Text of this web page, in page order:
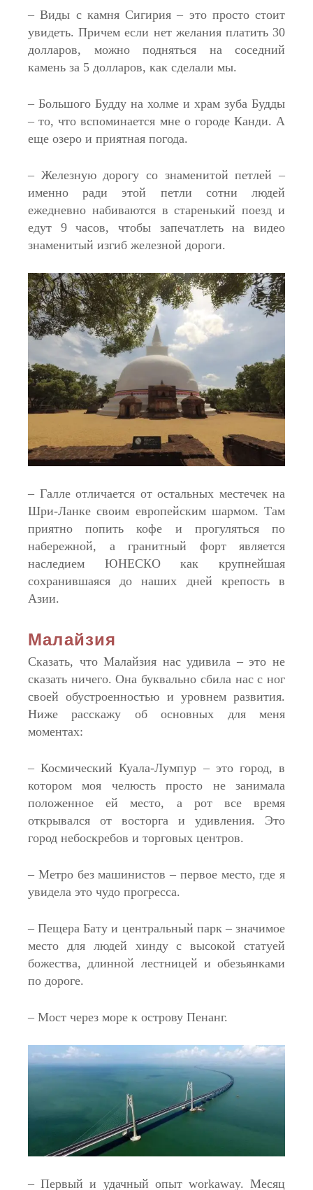
– Виды с камня Сигирия – это просто стоит
увидеть. Причем если нет желания платить 30
долларов, можно подняться на соседний
камень за 5 долларов, как сделали мы.
– Большого Будду на холме и храм зуба Будды
– то, что вспоминается мне о городе Канди. А
еще озеро и приятная погода.
– Железную дорогу со знаменитой петлей –
именно ради этой петли сотни людей
ежедневно набиваются в старенький поезд и
едут 9 часов, чтобы запечатлеть на видео
знаменитый изгиб железной дороги.
– Галле отличается от остальных местечек на
Шри-Ланке своим европейским шармом. Там
приятно попить кофе и прогуляться по
набережной, а гранитный форт является
наследием ЮНЕСКО как крупнейшая
сохранившаяся до наших дней крепость в
Азии.
Малайзия
Сказать, что Малайзия нас удивила – это не
сказать ничего. Она буквально сбила нас с ног
своей обустроенностью и уровнем развития.
Ниже расскажу об основных для меня
моментах:
– Космический Куала-Лумпур – это город, в
котором моя челюсть просто не занимала
положенное ей место, а рот все время
открывался от восторга и удивления. Это
город небоскребов и торговых центров.
– Метро без машинистов – первое место, где я
увидела это чудо прогресса.
– Пещера Бату и центральный парк – значимое
место для людей хинду с высокой статуей
божества, длинной лестницей и обезьянками
по дороге.
– Мост через море к острову Пенанг.
– Первый и удачный опыт workaway. Месяц